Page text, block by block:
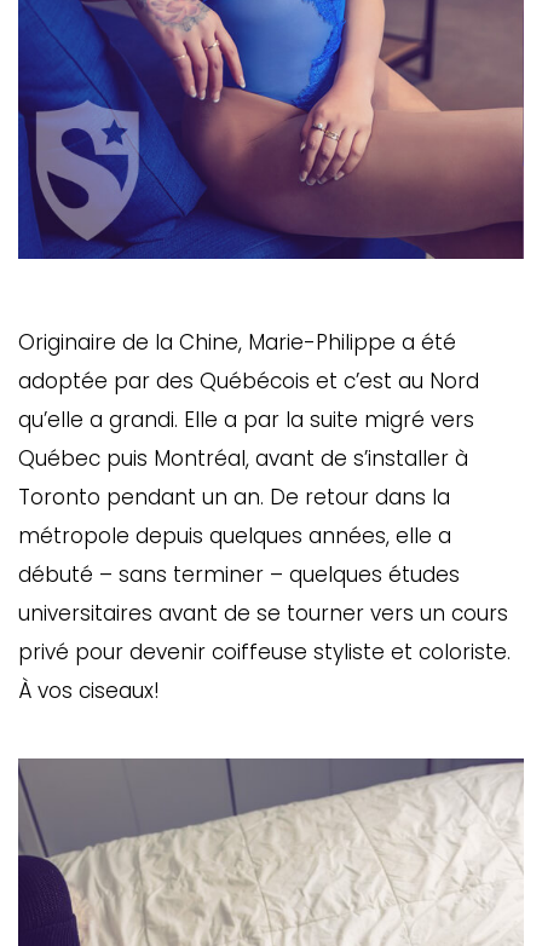
Originaire de la Chine, Marie-Philippe a été
adoptée par des Québécois et c’est au Nord
qu’elle a grandi. Elle a par la suite migré vers
Québec puis Montréal, avant de s’installer à
Toronto pendant un an. De retour dans la
métropole depuis quelques années, elle a
débuté – sans terminer – quelques études
universitaires avant de se tourner vers un cours
privé pour devenir coiffeuse styliste et coloriste.
À vos ciseaux!